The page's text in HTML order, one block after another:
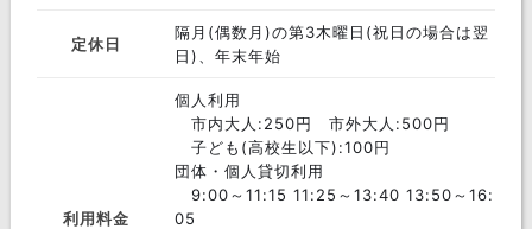
定休日
隔月(偶数月)の第3木曜日(祝日の場合は翌
日)、年末年始
利用料金
個人利用
市内大人:250円 市外大人:500円
子ども(高校生以下):100円
団体・個人貸切利用
9:00～11:15 11:25～13:40 13:50～16:
05